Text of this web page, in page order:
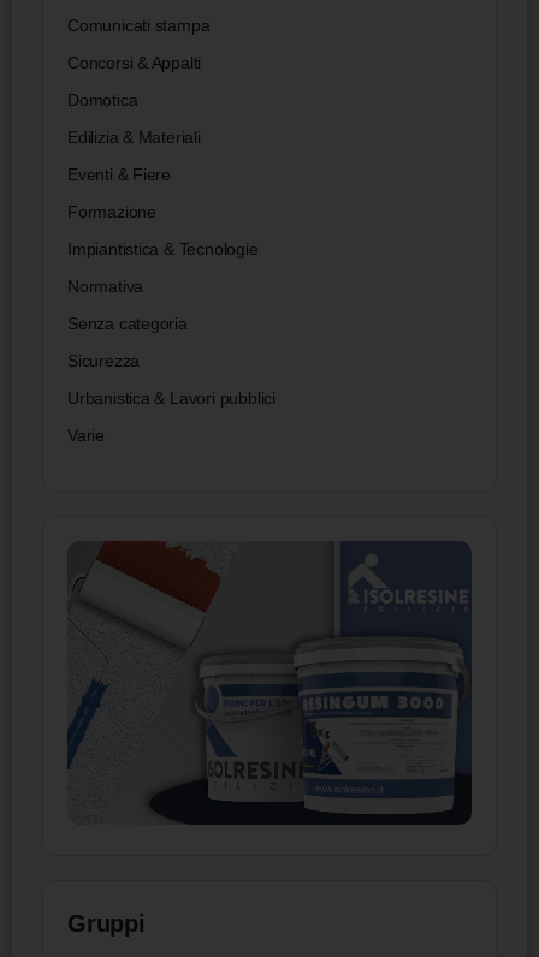
Comunicati stampa
Concorsi & Appalti
Domotica
Edilizia & Materiali
Eventi & Fiere
Formazione
Impiantistica & Tecnologie
Normativa
Senza categoria
Sicurezza
Urbanistica & Lavori pubblici
Varie
Gruppi